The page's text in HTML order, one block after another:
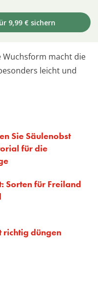
9,99 € sichern
Wuchsform macht die
leicht und
Sie Säulenobst
für die
Sorten für Freiland
richtig düngen